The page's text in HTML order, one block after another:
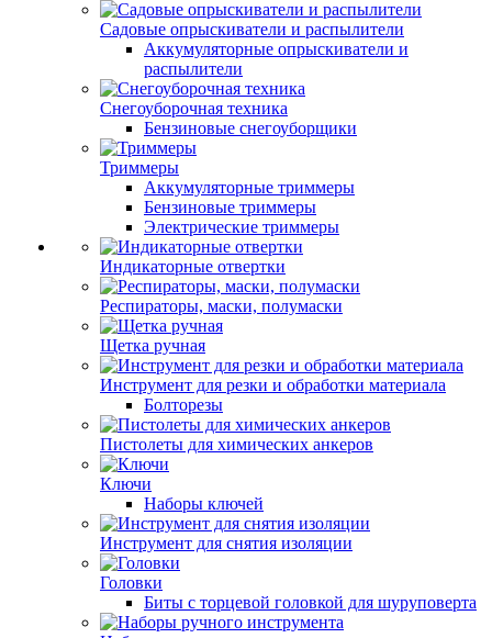
Садовые опрыскиватели и распылители
Аккумуляторные опрыскиватели и
распылители
Снегоуборочная техника
Бензиновые снегоуборщики
Триммеры
Аккумуляторные триммеры
Бензиновые триммеры
Электрические триммеры
Индикаторные отвертки
Респираторы, маски, полумаски
Щетка ручная
Инструмент для резки и обработки материала
Болторезы
Пистолеты для химических анкеров
Ключи
Наборы ключей
Инструмент для снятия изоляции
Головки
Биты с торцевой головкой для шуруповерта